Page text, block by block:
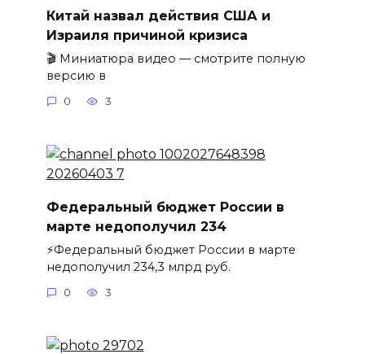
Китай назвал действия США и
Израиля причиной кризиса
🎬 Миниатюра видео — смотрите полную
версию в
0 3
Федеральный бюджет России в
марте недополучил 234
⚡️Федеральный бюджет России в марте
недополучил 234,3 млрд руб.
0 3